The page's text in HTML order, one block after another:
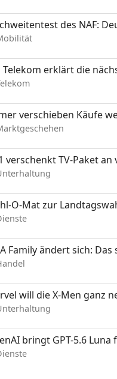
des NAF:
Telekom erklärt die
verschieben Käufe
verschenkt TV-Paket
O-Mat zur
Family ändert sich:
will die X-Men ganz
bringt GPT-5.6 Luna